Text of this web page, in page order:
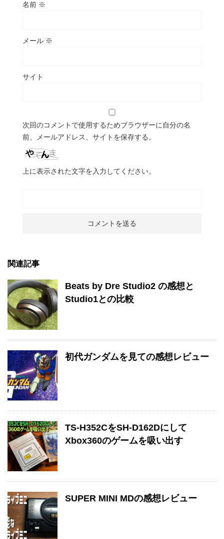
名前 ※
メール ※
サイト
次回のコメントで使用するためブラウザーに自分の名
前、メールアドレス、サイトを保存する。
上に表示された文字を入力してください。
関連記事
Beats by Dre Studio2 の感想と
Studio1との比較
初代ガンダムを見ての感想レビュー
TS-H352CをSH-D162Dにして
Xbox360のゲームを吸い出す
SUPER MINI MDの感想レビュー